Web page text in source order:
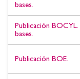
definitiva de
examen. Día 6
bases.
Publicación
bases.
Publicación BOE.